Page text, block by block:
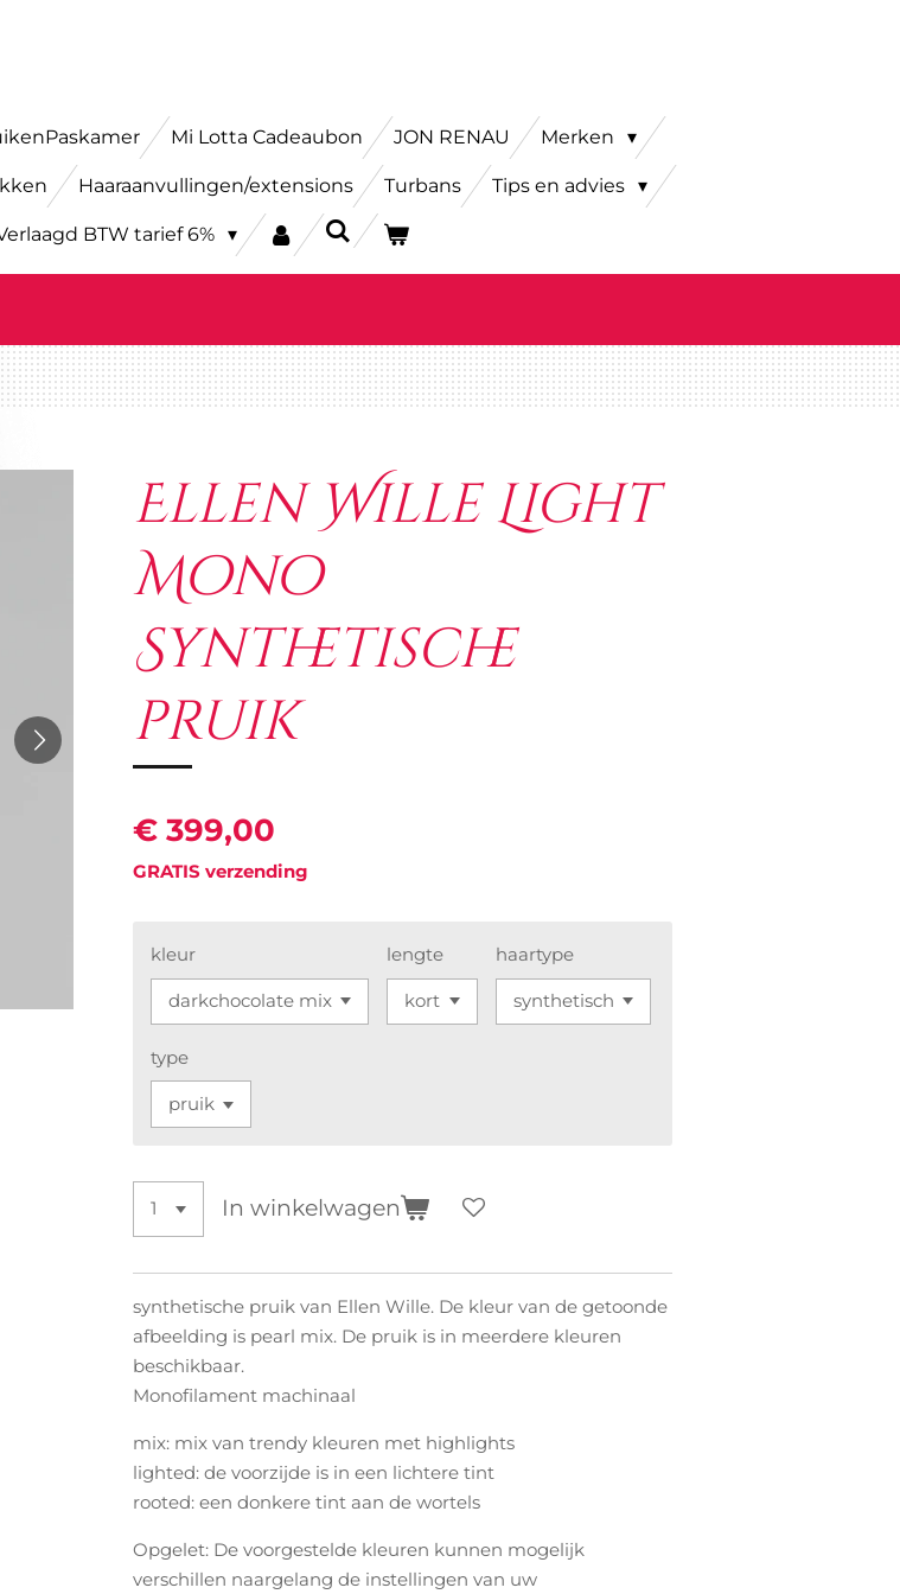
Mi Lotta Cadeaubon JON RENAU Merken
Haaraanvullingen/extensions Turbans Tips en advies
BTW tarief 6%
Ellen Wille Light
Mono
Synthetische
pruik
€ 399,00
GRATIS verzending
kleur lengte haartype
type
In winkelwagen
synthetische pruik van Ellen Wille. De kleur van de getoonde
afbeelding is pearl mix. De pruik is in meerdere kleuren
beschikbaar.
Monofilament machinaal
mix: mix van trendy kleuren met highlights
lighted: de voorzijde is in een lichtere tint
rooted: een donkere tint aan de wortels
Opgelet: De voorgestelde kleuren kunnen mogelijk
verschillen naargelang de instellingen van uw